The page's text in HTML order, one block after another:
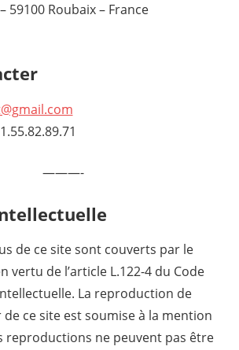
59100 Roubaix – France
———-
de ce site sont couverts par le
vertu de l’article L.122-4 du Code
La reproduction de
ce site est soumise à la mention
reproductions ne peuvent pas être